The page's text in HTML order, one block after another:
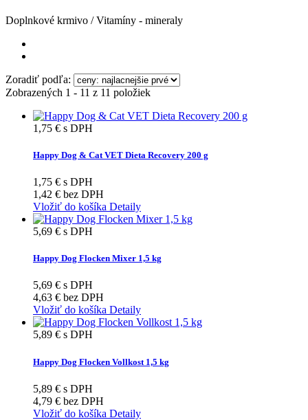
Doplnkové krmivo / Vitamíny - mineraly
Zoradiť podľa:
Zobrazených 1 - 11 z 11 položiek
1,75 € s DPH
Happy Dog & Cat VET Dieta Recovery 200 g
1,75 € s DPH
1,42 € bez DPH
Vložiť do košíka Detaily
5,69 € s DPH
Happy Dog Flocken Mixer 1,5 kg
5,69 € s DPH
4,63 € bez DPH
Vložiť do košíka Detaily
5,89 € s DPH
Happy Dog Flocken Vollkost 1,5 kg
5,89 € s DPH
4,79 € bez DPH
Vložiť do košíka Detaily